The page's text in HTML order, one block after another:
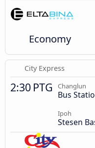
Economy
City Express
2:30 PTG Changlun
Bus
Ipoh
Stesen